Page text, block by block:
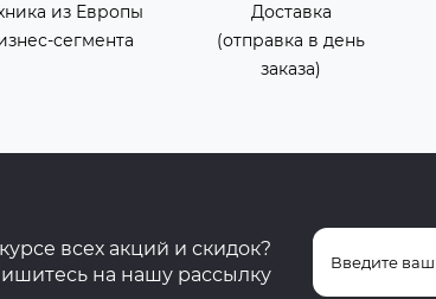
из Европы
сегмента
Доставка
(отправка в день
заказа)
всех акций и скидок?
на нашу рассылку